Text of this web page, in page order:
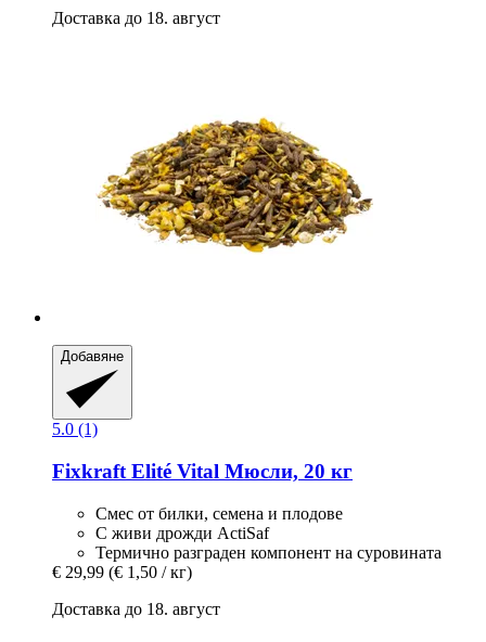
Доставка до 18. август
Добавяне
5.0 (1)
Fixkraft Elité Vital Мюсли, 20 кг
Смес от билки, семена и плодове
С живи дрожди ActiSaf
Термично разграден компонент на суровината
€ 29,99 (€ 1,50 / кг)
Доставка до 18. август